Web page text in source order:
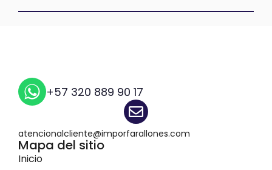
+57 320 889 90 17
atencionalcliente@imporfarallones.com
Mapa del sitio
Inicio